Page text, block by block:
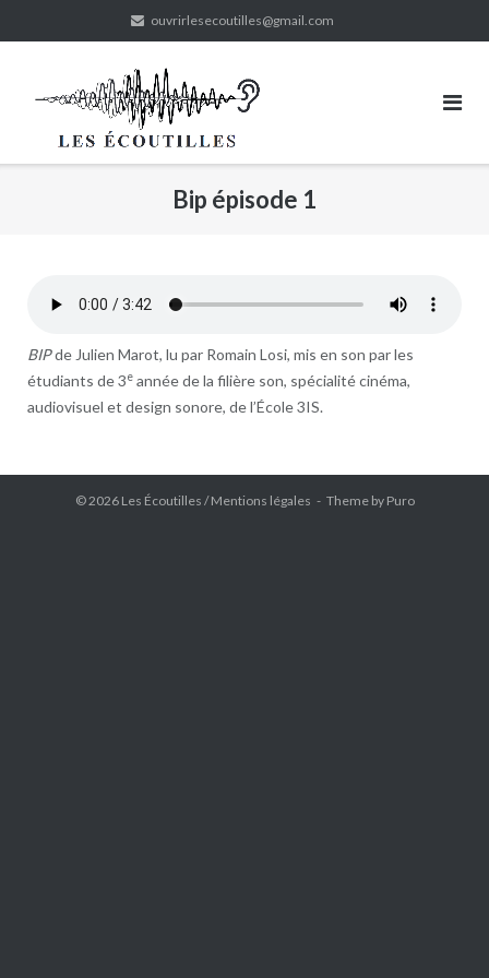
to
ouvrirlesecoutilles@gmail.com
Bip épisode 1
BIPde Julien Marot, lu par Romain Losi, mis en son par les
étudiants de 3eannée de la filière son, spécialité cinéma,
audiovisuel et design sonore, de l’École 3IS.
© 2026 Les Écoutilles /Mentions légales Theme by Puro